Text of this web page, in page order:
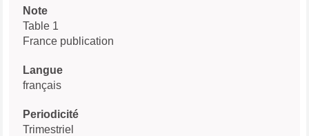
Note
Table 1
France publication
Langue
français
Periodicité
Trimestriel